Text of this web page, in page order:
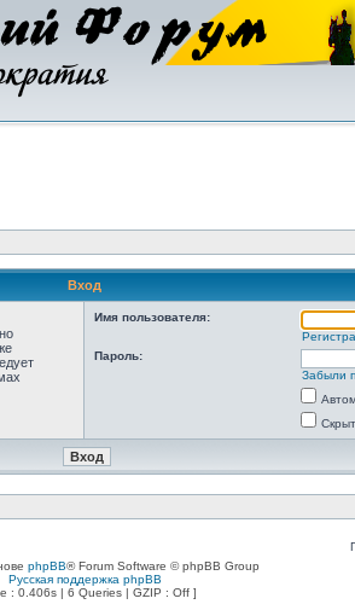
Вход
Имя пользователя:
Пароль:
Забыли
phpBB® Forum Software © phpBB Group
Русская поддержка phpBB
: 0.406s | 6 Queries | GZIP : Off ]